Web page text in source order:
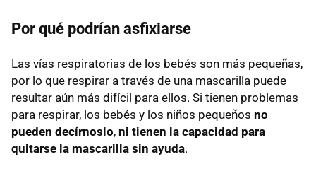
Por qué podrían asfixiarse
Las vías respiratorias de los bebés son más pequeñas,
por lo que respirar a través de una mascarilla puede
resultar aún más difícil para ellos. Si tienen problemas
para respirar, los bebés y los niños pequeños no
pueden decírnoslo, ni tienen la capacidad para
quitarse la mascarilla sin ayuda.